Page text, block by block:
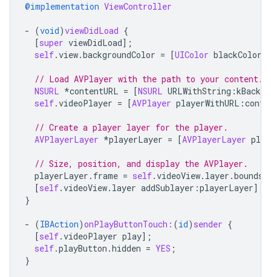
@implementation ViewController
- (void)viewDidLoad {
[super viewDidLoad];
self.view.backgroundColor = [UIColor blackColor
// Load AVPlayer with the path to your content.
NSURL *contentURL = [NSURL URLWithString :
self.videoPlayer = [AVPlayer playerWithURL :
// Create a player layer for the player.
AVPlayerLayer *playerLayer = [AVPlayerLayer
// Size, position, and display the AVPlayer.
playerLayer . frame = self.videoView. layer .bounds
[self.videoView. layer addSublayer :playerLayer];
}
- (IBAction)onPlayButtonTouch: (id) sender {
[self.videoPlayer play];
self.playButton .hidden = YES ;
}